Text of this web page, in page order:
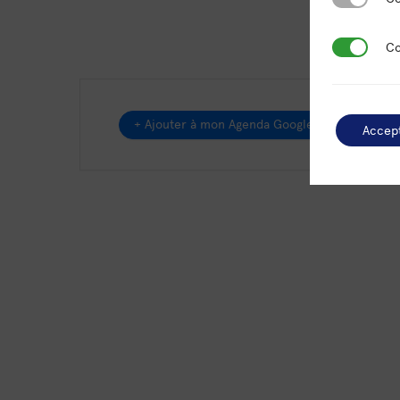
+ Ajouter à mon Agenda Google
Cookies